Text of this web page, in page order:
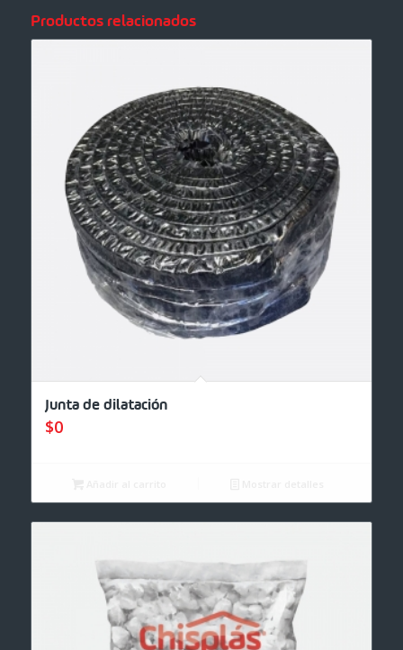
Productos relacionados
Junta de dilatación
$0